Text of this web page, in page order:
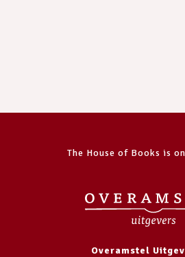
The House of Books is
Overamstel